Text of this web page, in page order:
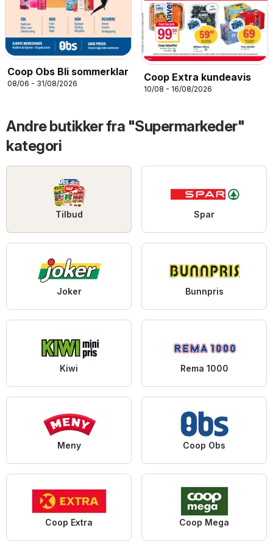
Coop Obs Bli sommerklar
08/06 - 31/08/2026
Coop Extra kundeavis
10/08 - 16/08/2026
Andre butikker fra "Supermarkeder"
kategori
Tilbud Spar
Joker Bunnpris
Kiwi Rema 1000
Meny Coop Obs
Coop Extra Coop Mega